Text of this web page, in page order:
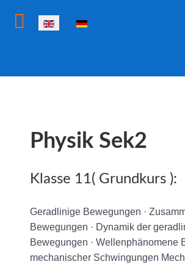
Select your language
Physik Sek2
Klasse 11( Grundkurs ):
Geradlinige Bewegungen ·
Bewegungen · Dynamik der
Bewegungen · Wellenphänomene
mechanischer Schwingungen